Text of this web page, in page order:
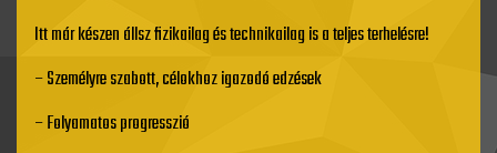
Itt már készen állsz fizikailag és technikailag is a teljes terhelésre!
– Személyre szabott, célokhoz igazodó edzések
– Folyamatos progresszió